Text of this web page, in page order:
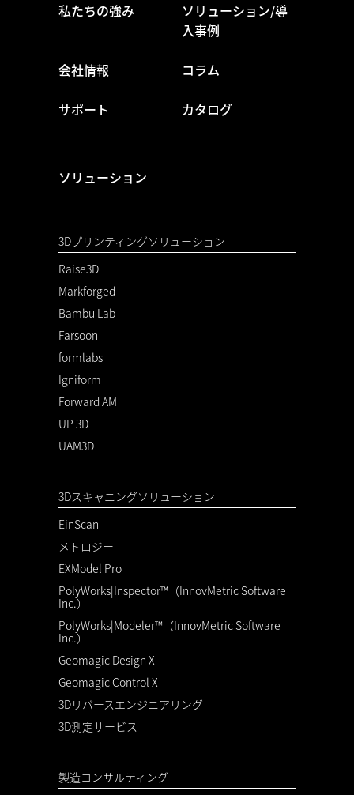
私たちの強み
ソリューション/導
入事例
会社情報 コラム
サポート カタログ
ソリューション
3Dプリンティングソリューション
Raise3D
Markforged
Bambu Lab
Farsoon
formlabs
Igniform
Forward AM
UP 3D
UAM3D
3Dスキャニングソリューション
EinScan
メトロジー
EXModel Pro
PolyWorks|Inspector™（InnovMetric Software
Inc.）
PolyWorks|Modeler™（InnovMetric Software
Inc.）
Geomagic Design X
Geomagic Control X
3Dリバースエンジニアリング
3D測定サービス
製造コンサルティング